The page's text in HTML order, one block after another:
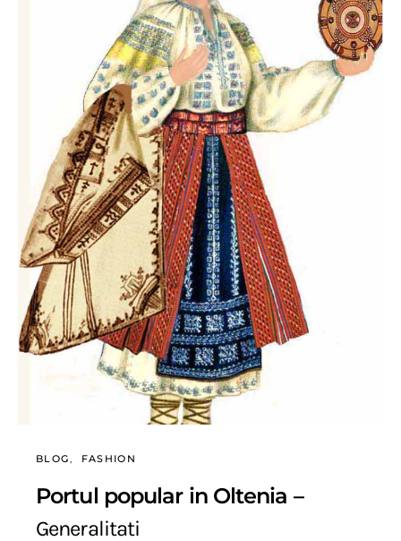
BLOG FASHION
Portul popular in Oltenia –
Generalitati